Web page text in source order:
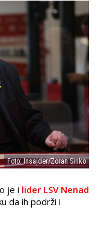
Foto: Insajder/Zoran Sinko
je i lider LSV Nenad
da ih podrži i